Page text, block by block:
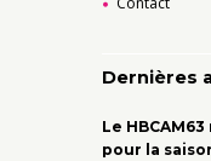
Dernières
Le
pour la